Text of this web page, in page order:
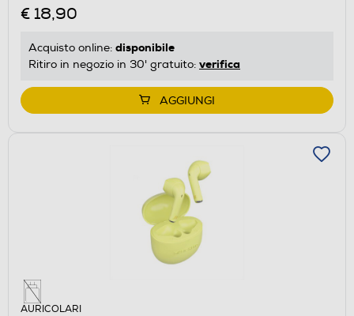
€ 18,90
Acquisto online: disponibile
Ritiro in negozio in 30' gratuito: verifica
AGGIUNGI
AURICOLARI